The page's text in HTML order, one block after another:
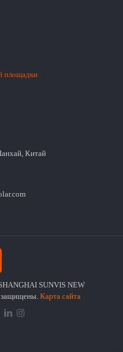
площадки
Китай
SUNVIS NEW
защищены. Карта сайта